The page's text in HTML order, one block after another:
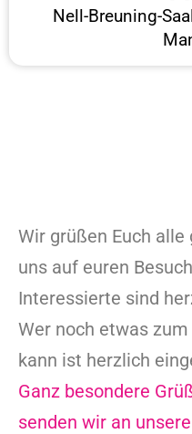
Nell-Breuning-
Wir grüßen Euch
uns auf euren
Interessierte sind
Wer noch etwas
kann ist herzlich
Ganz besondere
senden wir an